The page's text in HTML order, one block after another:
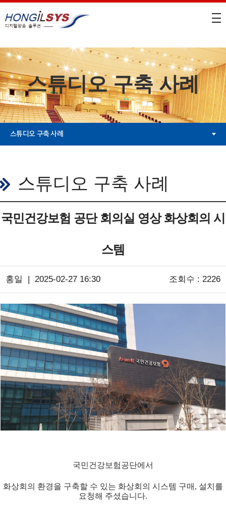
스튜디오 구축 사례
스튜디오 구축 사례
스튜디오 구축 사례
국민건강보험 공단 회의실 영상 화상회의 시
스템
홍일 | 2025-02-27 16:30 조회수 : 2226
국민건강보험공단에서
화상회의 환경을 구축할 수 있는 화상회의 시스템 구매, 설치를
요청해 주셨습니다.